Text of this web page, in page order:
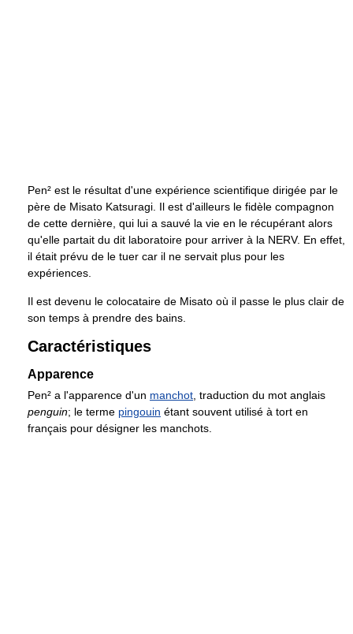
Pen² est le résultat d'une expérience scientifique dirigée par le
père de Misato Katsuragi. Il est d'ailleurs le fidèle compagnon
de cette dernière, qui lui a sauvé la vie en le récupérant alors
qu'elle partait du dit laboratoire pour arriver à la NERV. En effet,
il était prévu de le tuer car il ne servait plus pour les
expériences.
Il est devenu le colocataire de Misato où il passe le plus clair de
son temps à prendre des bains.
Caractéristiques
Apparence
Pen² a l'apparence d'un manchot , traduction du mot anglais
penguin; le terme pingouin étant souvent utilisé à tort en
français pour désigner les manchots.